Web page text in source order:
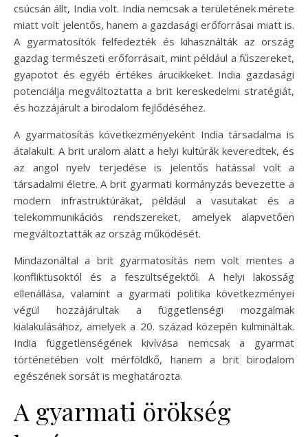
csúcsán állt, India volt. India nemcsak a területének mérete
miatt volt jelentős, hanem a gazdasági erőforrásai miatt is.
A gyarmatosítók felfedezték és kihasználták az ország
gazdag természeti erőforrásait, mint például a fűszereket,
gyapotot és egyéb értékes árucikkeket. India gazdasági
potenciálja megváltoztatta a brit kereskedelmi stratégiát,
és hozzájárult a birodalom fejlődéséhez.
A gyarmatosítás következményeként India társadalma is
átalakult. A brit uralom alatt a helyi kultúrák keveredtek, és
az angol nyelv terjedése is jelentős hatással volt a
társadalmi életre. A brit gyarmati kormányzás bevezette a
modern infrastruktúrákat, például a vasutakat és a
telekommunikációs rendszereket, amelyek alapvetően
megváltoztatták az ország működését.
Mindazonáltal a brit gyarmatosítás nem volt mentes a
konfliktusoktól és a feszültségektől. A helyi lakosság
ellenállása, valamint a gyarmati politika következményei
végül hozzájárultak a függetlenségi mozgalmak
kialakulásához, amelyek a 20. század közepén kulmináltak.
India függetlenségének kivívása nemcsak a gyarmat
történetében volt mérföldkő, hanem a brit birodalom
egészének sorsát is meghatározta.
A gyarmati örökség